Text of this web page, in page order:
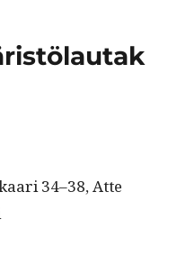
34–38, Atte